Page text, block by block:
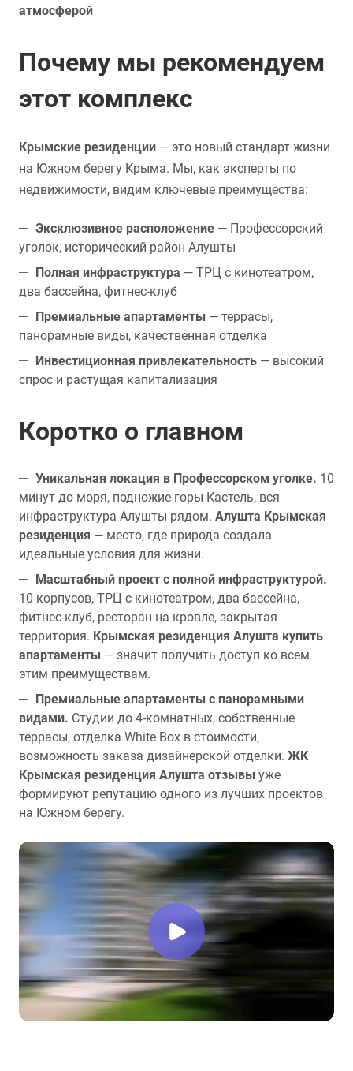
атмосферой
Почему мы рекомендуем
этот комплекс
Крымские резиденции — это новый стандарт жизни
на Южном берегу Крыма. Мы, как эксперты по
недвижимости, видим ключевые преимущества:
Эксклюзивное расположение — Профессорский
уголок, исторический район Алушты
Полная инфраструктура — ТРЦ с кинотеатром,
два бассейна, фитнес-клуб
Премиальные апартаменты — террасы,
панорамные виды, качественная отделка
Инвестиционная привлекательность — высокий
спрос и растущая капитализация
Коротко о главном
Уникальная локация в Профессорском уголке. 10
минут до моря, подножие горы Кастель, вся
инфраструктура Алушты рядом. Алушта Крымская
резиденция — место, где природа создала
идеальные условия для жизни.
Масштабный проект с полной инфраструктурой.
10 корпусов, ТРЦ с кинотеатром, два бассейна,
фитнес-клуб, ресторан на кровле, закрытая
территория. Крымская резиденция Алушта купить
апартаменты — значит получить доступ ко всем
этим преимуществам.
Премиальные апартаменты с панорамными
видами. Студии до 4-комнатных, собственные
террасы, отделка White Box в стоимости,
возможность заказа дизайнерской отделки. ЖК
Крымская резиденция Алушта отзывы уже
формируют репутацию одного из лучших проектов
на Южном берегу.